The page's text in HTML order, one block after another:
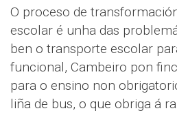
O proceso de
escolar é unha das
ben o transporte escolar
funcional, Cambeiro pon
para o ensino non
liña de bus, o que obriga á